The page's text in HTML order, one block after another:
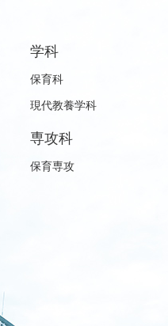
学科
保育科
現代教養学科
専攻科
保育専攻